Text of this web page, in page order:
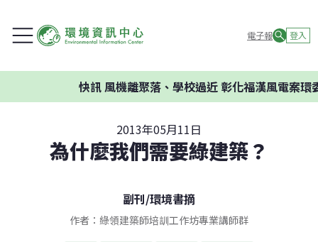
電子報 登入
風機離聚落、學校過近 彰化福漢風電案環委建
2013年05月11日
為什麼我們需要綠建築？
副刊/環境書摘
作者：綠領建築師培訓工作坊專業講師群